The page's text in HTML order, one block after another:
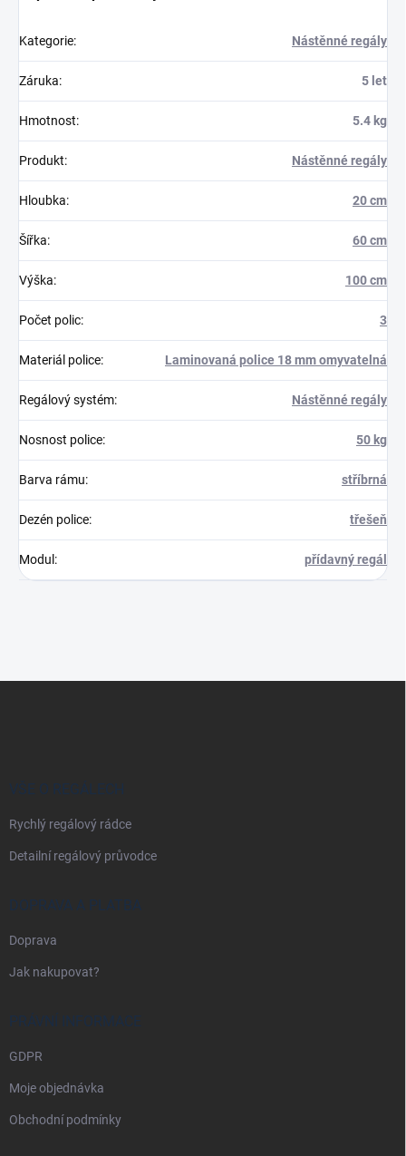
Kategorie: Nástěnné regály
Záruka: 5 let
Hmotnost: 5.4 kg
Produkt: Nástěnné regály
Hloubka: 20 cm
Šířka: 60 cm
Výška: 100 cm
Počet polic: 3
Materiál police: Laminovaná police 18 mm omyvatelná
Regálový systém: Nástěnné regály
Nosnost police: 50 kg
Barva rámu: stříbrná
Dezén police: třešeň
Modul : přídavný regál
VŠE O REGÁLECH
Rychlý regálový rádce
Detailní regálový průvodce
DOPRAVA A PLATBA
Doprava
Jak nakupovat?
PRÁVNÍ INFORMACE
GDPR
Moje objednávka
Obchodní podmínky